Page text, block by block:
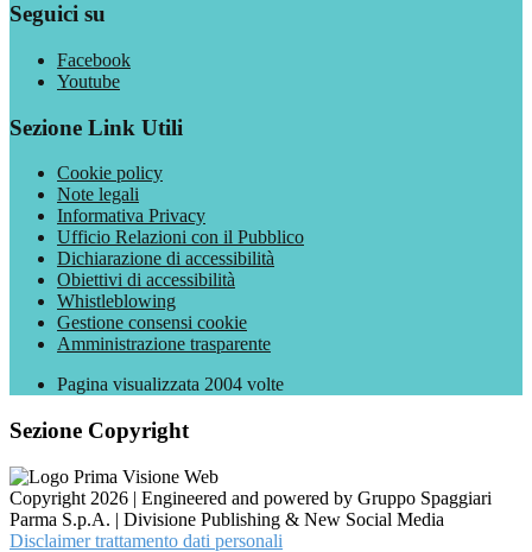
Seguici su
Facebook
Youtube
Sezione Link Utili
Cookie policy
Note legali
Informativa Privacy
Ufficio Relazioni con il Pubblico
Dichiarazione di accessibilità
Obiettivi di accessibilità
Whistleblowing
Gestione consensi cookie
Amministrazione trasparente
Pagina visualizzata 2004 volte
Sezione Copyright
Copyright 2026 | Engineered and powered by Gruppo Spaggiari
Parma S.p.A. | Divisione Publishing & New Social Media
Disclaimer trattamento dati personali